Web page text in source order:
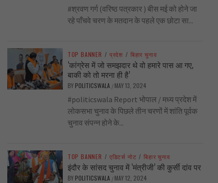
#श्रवण गर्ग (वरिष्ठ पत्रकार ) बीस मई को होने जा
रहे पाँचवे चरण के मतदान के पहले एक छोटा सा...
TOP BANNER / प्रदेश / बिहार चुनाव
‘कांग्रेस में जो समझदार थे वो हमारे पास आ गए,
बाकी को तो मरना ही है’
BY POLITICSWALA / MAY 13, 2024
#politicswala Report भोपाल / मध्य प्रदेश में
लोकसभा चुनाव के पिछले तीन चरणों में शांति पूर्वक
चुनाव संपन्न होने के...
TOP BANNER / एडिटर्स नोट / बिहार चुनाव
इंदौर के सांसद चुनाव में ‘मंत्रीजी’ की कुर्सी दांव पर
BY POLITICSWALA / MAY 12, 2024